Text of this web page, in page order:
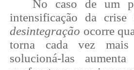
No caso de um
intensificação da
desintegração ocorre
torna cada vez
solucioná-las